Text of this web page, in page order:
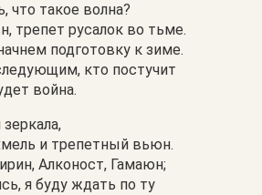
что такое волна?
трепет русалок во тьме.
подготовку к зиме.
кто постучит
война.
и трепетный вьюн.
Алконост, Гамаюн;
я буду ждать по ту